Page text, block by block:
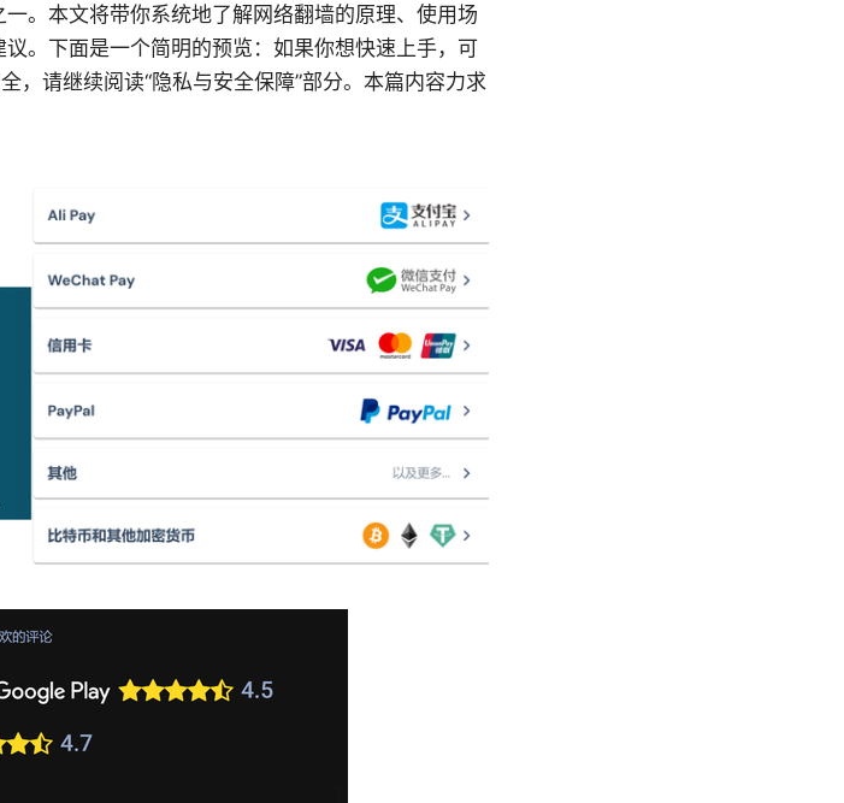
。本文将带你系统地了解网络翻墙的原理、使用场
。下面是一个简明的预览：如果你想快速上手，可
，请继续阅读“隐私与安全保障”部分。本篇内容力求